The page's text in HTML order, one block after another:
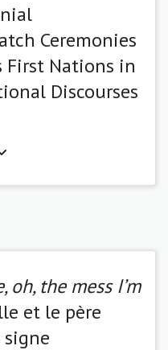
Ceremonies
First Nations in
Discourses
the mess I’m
et le père